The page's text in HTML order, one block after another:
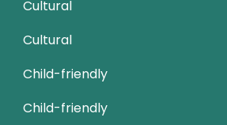
Cultural
Cultural
Child-friendly
Child-friendly